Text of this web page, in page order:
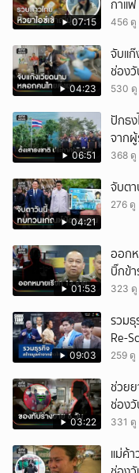
07:15
กาแ
456 ดู
04:23
จับแ
ช่อง
530 ดู
06:51
ปักธ
จาก
368 ดู
04:21
จับตา
276 ดู
01:53
ออก
บิ๊กข้
323 ดู
09:03
รวมธุ
Re-
259 ดู
03:22
ช่วย
ช่อง
331 ดู
แม่ค้